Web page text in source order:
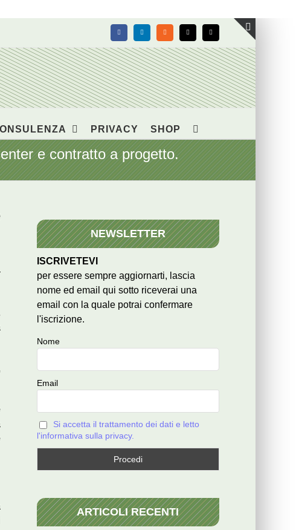
FacebookLinkedIn Rss X Email
PRIVACY SHOP
e contratto a progetto.
NEWSLETTER
ISCRIVETEVI
per essere sempre aggiornarti, lascia
nome ed email qui sotto riceverai una
email con la quale potrai confermare
l'iscrizione.
Nome
Email
Si accetta il trattamento dei dati e letto
l'informativa sulla privacy.
ARTICOLI RECENTI
Toggle
area
barra
scorrevole